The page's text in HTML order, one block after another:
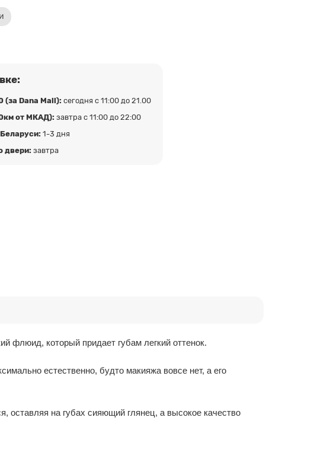
(за Dana Mall): сегодня с 11:00 до 21.00
от МКАД): завтра с 11:00 до 22:00
1-3 дня
двери: завтра
флюид, который придает губам легкий оттенок.
естественно, будто макияжа вовсе нет, а его
оставляя на губах сияющий глянец, а высокое качество